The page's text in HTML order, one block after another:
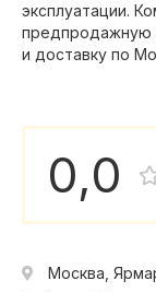
эксплуатации.
предпродажную
и доставку по
0,0
Москва,